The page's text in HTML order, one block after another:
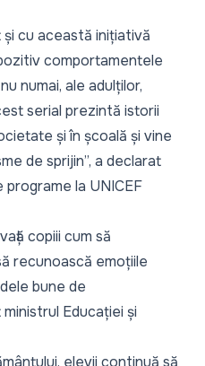
cu această inițiativă
comportamentele
numai, ale adulților,
serial prezintă istorii
și în școală și vine
de sprijin”, a declarat
la UNICEF
copiii cum să
recunoască emoțiile
bune de
ministrul Educației și
elevii continuă să